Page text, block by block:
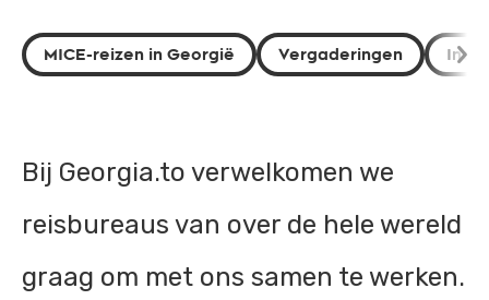
MICE-reizen in Georgië Vergaderingen
Bij Georgia.to verwelkomen we
reisbureaus van over de hele wereld
graag om met ons samen te werken.